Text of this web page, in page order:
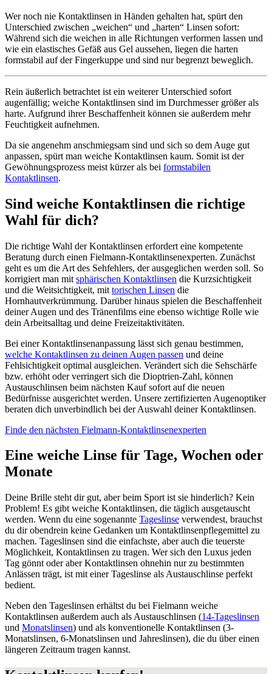
Wer noch nie Kontaktlinsen in Händen gehalten hat, spürt den
Unterschied zwischen „weichen“ und „harten“ Linsen sofort:
Während sich die weichen in alle Richtungen verformen lassen und
wie ein elastisches Gefäß aus Gel aussehen, liegen die harten
formstabil auf der Fingerkuppe und sind nur begrenzt beweglich.
Rein äußerlich betrachtet ist ein weiterer Unterschied sofort
augenfällig; weiche Kontaktlinsen sind im Durchmesser größer als
harte. Aufgrund ihrer Beschaffenheit können sie außerdem mehr
Feuchtigkeit aufnehmen.
Da sie angenehm anschmiegsam sind und sich so dem Auge gut
anpassen, spürt man weiche Kontaktlinsen kaum. Somit ist der
Gewöhnungsprozess meist kürzer als bei formstabilen
Kontaktlinsen.
Sind weiche Kontaktlinsen die richtige
Wahl für dich?
Die richtige Wahl der Kontaktlinsen erfordert eine kompetente
Beratung durch einen Fielmann-Kontaktlinsenexperten. Zunächst
geht es um die Art des Sehfehlers, der ausgeglichen werden soll. So
korrigiert man mit sphärischen Kontaktlinsen die Kurzsichtigkeit
und die Weitsichtigkeit, mit torischen Linsen die
Hornhautverkrümmung. Darüber hinaus spielen die Beschaffenheit
deiner Augen und des Tränenfilms eine ebenso wichtige Rolle wie
dein Arbeitsalltag und deine Freizeitaktivitäten.
Bei einer Kontaktlinsenanpassung lässt sich genau bestimmen,
welche Kontaktlinsen zu deinen Augen passen und deine
Fehlsichtigkeit optimal ausgleichen. Verändert sich die Sehschärfe
bzw. erhöht oder verringert sich die Dioptrien-Zahl, können
Austauschlinsen beim nächsten Kauf sofort auf die neuen
Bedürfnisse ausgerichtet werden. Unsere zertifizierten Augenoptiker
beraten dich unverbindlich bei der Auswahl deiner Kontaktlinsen.
Finde den nächsten Fielmann-Kontaktlinsenexperten
Eine weiche Linse für Tage, Wochen oder
Monate
Deine Brille steht dir gut, aber beim Sport ist sie hinderlich? Kein
Problem! Es gibt weiche Kontaktlinsen, die täglich ausgetauscht
werden. Wenn du eine sogenannte Tageslinse verwendest, brauchst
du dir obendrein keine Gedanken um Kontaktlinsenpflegemittel zu
machen. Tageslinsen sind die einfachste, aber auch die teuerste
Möglichkeit, Kontaktlinsen zu tragen. Wer sich den Luxus jeden
Tag gönnt oder aber Kontaktlinsen ohnehin nur zu bestimmten
Anlässen trägt, ist mit einer Tageslinse als Austauschlinse perfekt
bedient.
Neben den Tageslinsen erhältst du bei Fielmann weiche
Kontaktlinsen außerdem auch als Austauschlinsen (14-Tageslinsen
und Monatslinsen) und als konventionelle Kontaktlinsen (3-
Monatslinsen, 6-Monatslinsen und Jahreslinsen), die du über einen
längeren Zeitraum tragen kannst.